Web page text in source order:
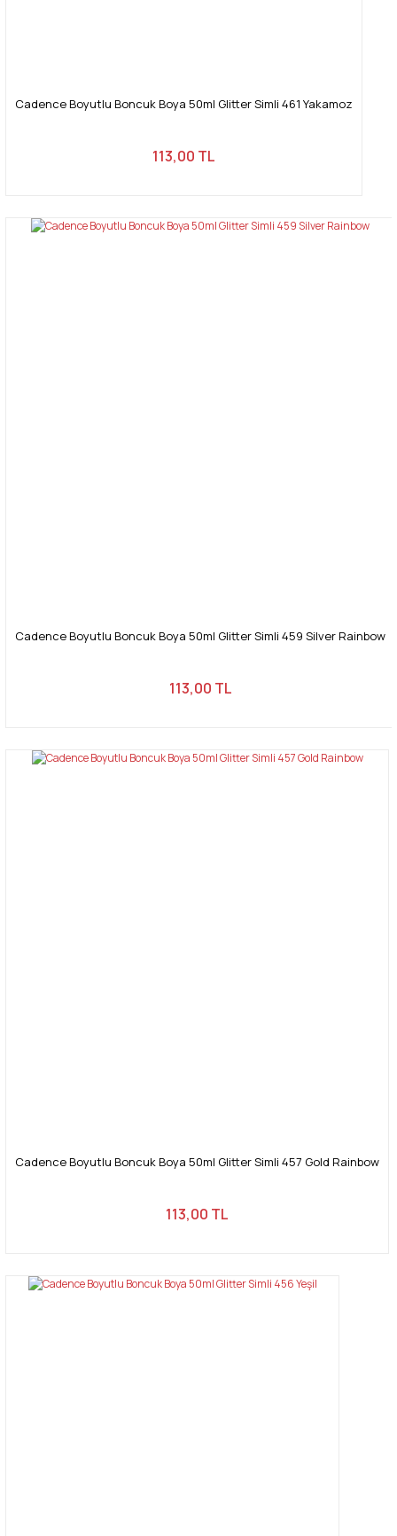
Cadence Boyutlu Boncuk Boya 50ml Glitter Simli 461 Yakamoz
113,00 TL
Cadence Boyutlu Boncuk Boya 50ml Glitter Simli 459 Silver Rainbow
113,00 TL
Cadence Boyutlu Boncuk Boya 50ml Glitter Simli 457 Gold Rainbow
113,00 TL